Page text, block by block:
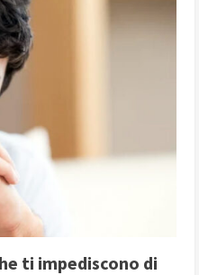
ti impediscono di